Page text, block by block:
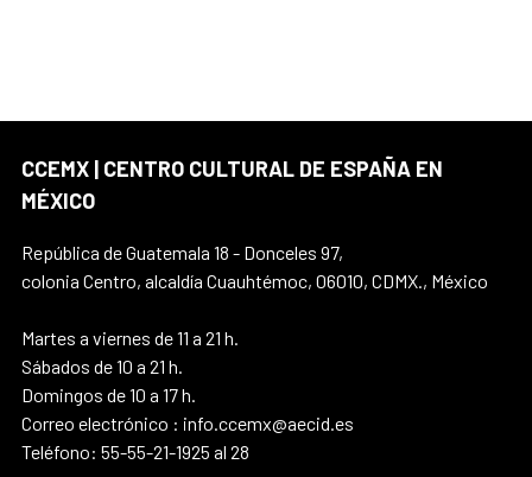
CCEMX | CENTRO CULTURAL DE ESPAÑA EN
MÉXICO
República de Guatemala 18 - Donceles 97,
colonia Centro, alcaldía Cuauhtémoc, 06010, CDMX., México
Martes a viernes de 11 a 21 h.
Sábados de 10 a 21 h.
Domingos de 10 a 17 h.
Correo electrónico : info.ccemx@aecid.es
Teléfono: 55-55-21-1925 al 28